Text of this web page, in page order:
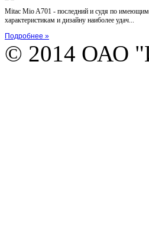
Mitac Mio A701 - последний и судя по
характеристикам и дизайну наиболее удач...
Подробнее »
© 2014 ОАО